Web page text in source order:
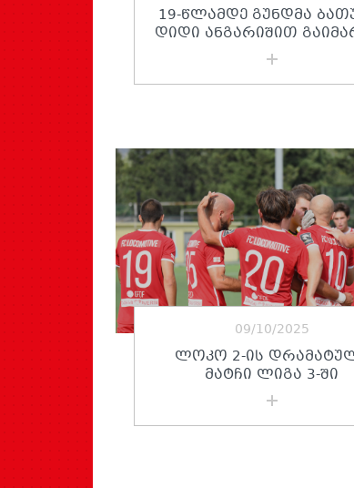
19-ᲬᲚᲐᲛᲓᲔ ᲒᲣᲜᲓᲛᲐ
ᲓᲘᲓᲘ ᲐᲜᲒᲐᲠᲘᲨᲘᲗ
09/10/2025
ᲚᲝᲙᲝ 2-ᲘᲡ
ᲛᲐᲢᲩᲘ ᲚᲘᲒᲐ 3-ᲨᲘ